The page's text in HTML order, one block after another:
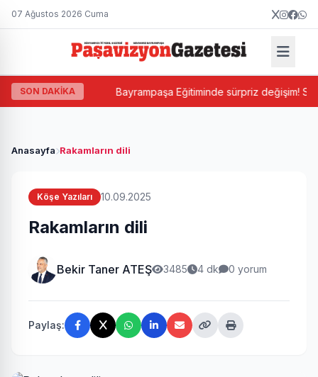
07 Ağustos 2026 Cuma
SON DAKİKA
atandı Bayrampaşa Eğitiminde sürpriz değişim! Suat
Anasayfa Rakamların dili
Köşe Yazıları 10.09.2025
Rakamların dili
Bekir Taner ATEŞ 3485 4 dk 0 yorum
Paylaş: